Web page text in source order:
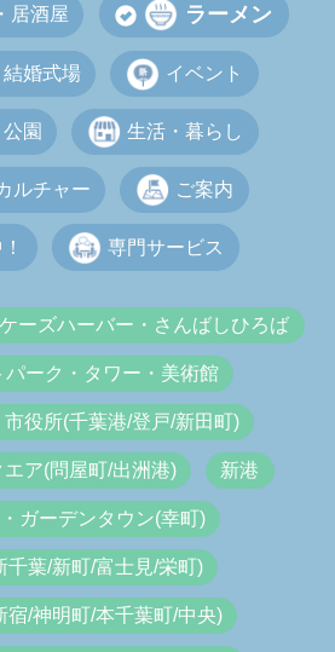
居酒屋 ラーメン
婚式場 イベント
園 生活・暮らし
ルチャー ご案内
専門サービス
ケーズハーバー・さんばしひろば
パーク・タワー・美術館
役所(千葉港/登戸/新田町)
ア(問屋町/出洲港) 新港
ガーデンタウン(幸町)
千葉/新町/富士見/栄町)
宿/神明町/本千葉町/中央)